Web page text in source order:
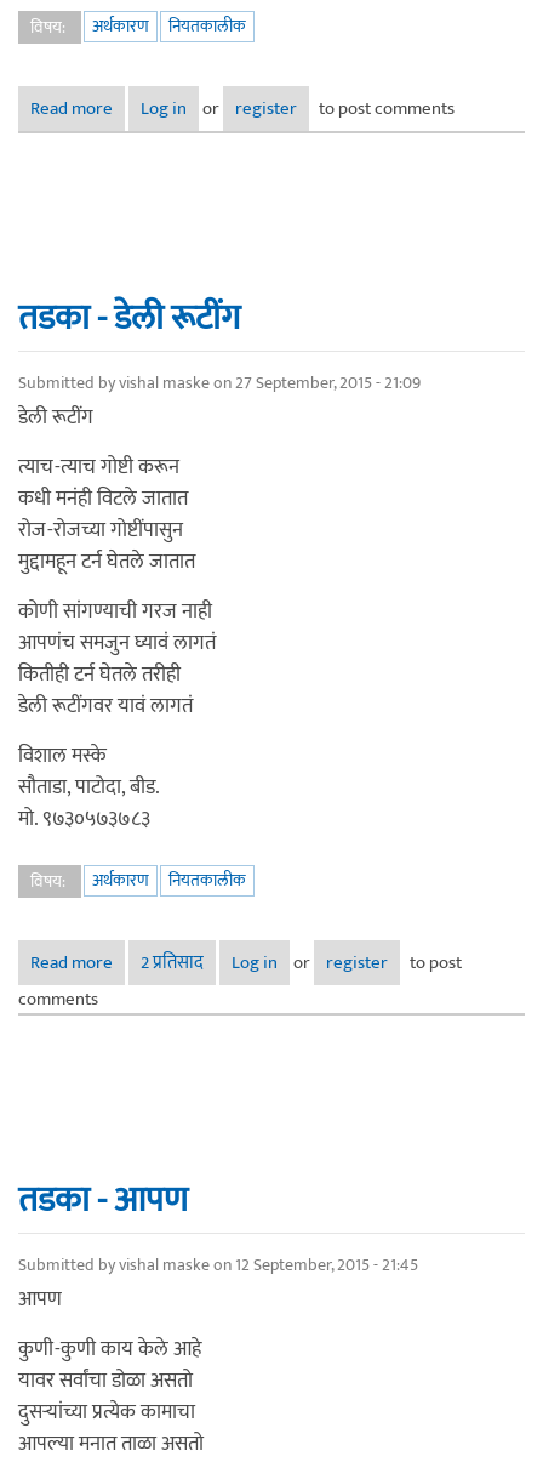
विषय: अर्थकारण नियतकालीक
Read more about तडका - जाहिराती मधून
Log in or register to post comments
तडका - डेली रूटींग
Submitted byvishal maskeon 27 September, 2015 - 21:09
डेली रूटींग
त्याच-त्याच गोष्टी करून
कधी मनंही विटले जातात
रोज-रोजच्या गोष्टींपासुन
मुद्दामहून टर्न घेतले जातात
कोणी सांगण्याची गरज नाही
आपणंच समजुन घ्यावं लागतं
कितीही टर्न घेतले तरीही
डेली रूटींगवर यावं लागतं
विशाल मस्के
सौताडा, पाटोदा, बीड.
मो. ९७३०५७३७८३
विषय: अर्थकारण नियतकालीक
Read more about तडका - डेली रूटींग
2 प्रतिसाद Log in or register
to post
comments
तडका - आपण
Submitted byvishal maskeon 12 September, 2015 - 21:45
आपण
कुणी-कुणी काय केले आहे
यावर सर्वांचा डोळा असतो
दुसर्‍यांच्या प्रत्येक कामाचा
आपल्या मनात ताळा असतो